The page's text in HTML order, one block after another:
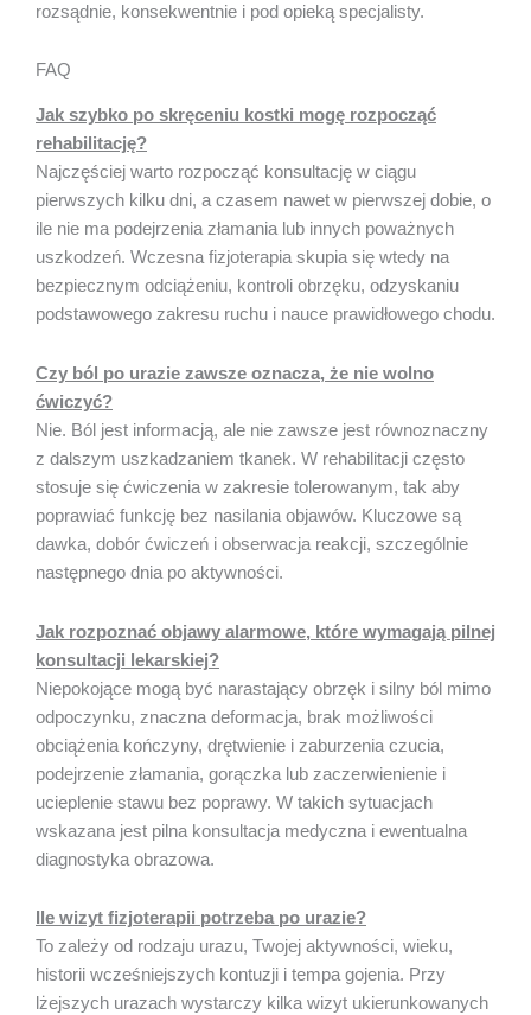
rozsądnie, konsekwentnie i pod opieką specjalisty.
FAQ
Jak szybko po skręceniu kostki mogę rozpocząć
rehabilitację?
Najczęściej warto rozpocząć konsultację w ciągu
pierwszych kilku dni, a czasem nawet w pierwszej dobie, o
ile nie ma podejrzenia złamania lub innych poważnych
uszkodzeń. Wczesna fizjoterapia skupia się wtedy na
bezpiecznym odciążeniu, kontroli obrzęku, odzyskaniu
podstawowego zakresu ruchu i nauce prawidłowego chodu.
Czy ból po urazie zawsze oznacza, że nie wolno
ćwiczyć?
Nie. Ból jest informacją, ale nie zawsze jest równoznaczny
z dalszym uszkadzaniem tkanek. W rehabilitacji często
stosuje się ćwiczenia w zakresie tolerowanym, tak aby
poprawiać funkcję bez nasilania objawów. Kluczowe są
dawka, dobór ćwiczeń i obserwacja reakcji, szczególnie
następnego dnia po aktywności.
Jak rozpoznać objawy alarmowe, które wymagają pilnej
konsultacji lekarskiej?
Niepokojące mogą być narastający obrzęk i silny ból mimo
odpoczynku, znaczna deformacja, brak możliwości
obciążenia kończyny, drętwienie i zaburzenia czucia,
podejrzenie złamania, gorączka lub zaczerwienienie i
ucieplenie stawu bez poprawy. W takich sytuacjach
wskazana jest pilna konsultacja medyczna i ewentualna
diagnostyka obrazowa.
Ile wizyt fizjoterapii potrzeba po urazie?
To zależy od rodzaju urazu, Twojej aktywności, wieku,
historii wcześniejszych kontuzji i tempa gojenia. Przy
lżejszych urazach wystarczy kilka wizyt ukierunkowanych